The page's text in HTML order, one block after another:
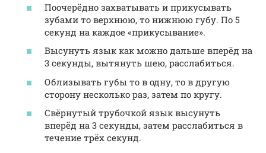
Поочерёдно захватывать и прикусывать
зубами то верхнюю, то нижнюю губу. По 5
секунд на каждое «прикусывание».
Высунуть язык как можно дальше вперёд на
3 секунды, вытянуть шею, расслабиться.
Облизывать губы то в одну, то в другую
сторону несколько раз, затем по кругу.
Свёрнутый трубочкой язык высунуть
вперёд на 3 секунды, затем расслабиться в
течение трёх секунд.